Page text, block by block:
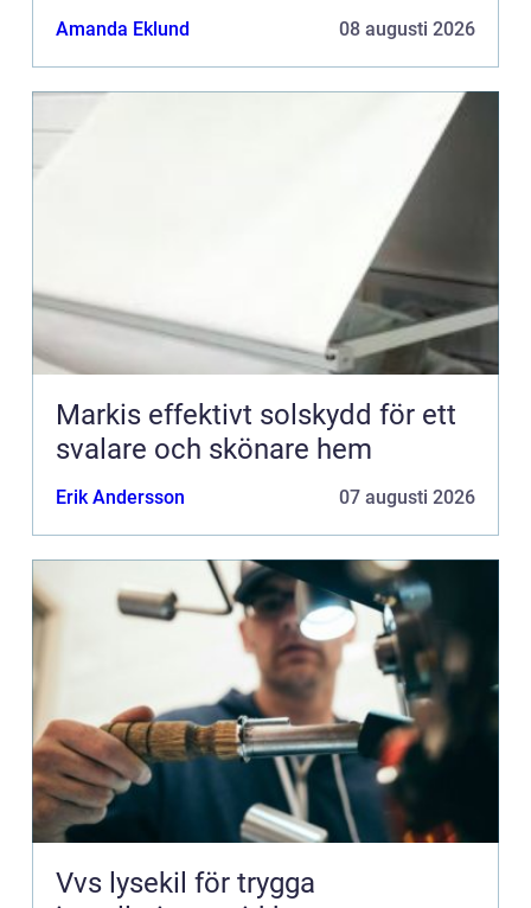
Amanda Eklund 08 augusti 2026
Markis effektivt solskydd för ett
svalare och skönare hem
Erik Andersson 07 augusti 2026
Vvs lysekil för trygga